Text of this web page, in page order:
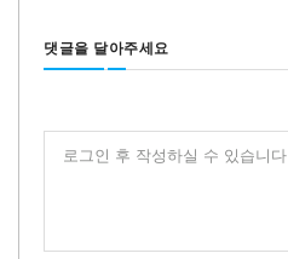
댓글을 달아주세요
로그인 후 작성하실 수 있습니다